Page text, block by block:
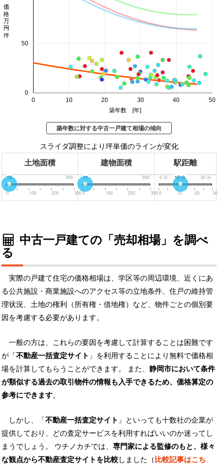
0 10 20 30 40 50
0
50
築年数 [年]
価格 万円/坪
築年数に対する中古一戸建て相場の傾向
スライダ調整により坪単価のラインが変化
土地面積 建物面積 駅距離
0 300
13
0 100 200 300
0 300
11
0 100 200 300
0分 30分
12分
0 10 20 30
中古一戸建ての「売却相場」を調べ
る
実際の戸建て住宅の価格相場は、学区等の周辺環境、近くにあ
る公共施設・商業施設へのアクセス等の立地条件、住戸の維持管
理状況、土地の権利（所有権・借地権）など、物件ごとの個別要
因を考慮する必要があります。
一般の方は、これらの要因を考慮して計算することは困難です
が「不動産一括査定サイト 」を利用することにより無料で価格相
場を計算してもらうことができます。 また、 静岡市において条件
が類似する過去の取引物件の情報も入手できるため、価格算定の
参考にできます。
しかし、「不動産一括査定サイト 」といっても十数社の企業が
提供しており、どの査定サービスを利用すればいいのか迷ってし
まうでしょう。 ウチノカチでは、 専門家による監修のもと、様々
な観点から不動産査定サイトを比較しました（比較記事はこち